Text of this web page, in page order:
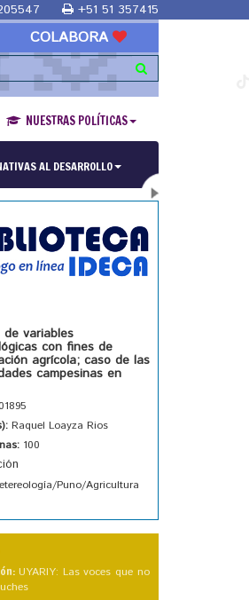
+51 51 357415
COLABORA
NUESTRAS POLÍTICAS
AL DESARROLLO
Andinas"
de variables
con fines de
agrícola; caso de las
campesinas en
01895
Raquel Loayza Rios
100
Puno/Agricultura
UYARIY: Las voces que no